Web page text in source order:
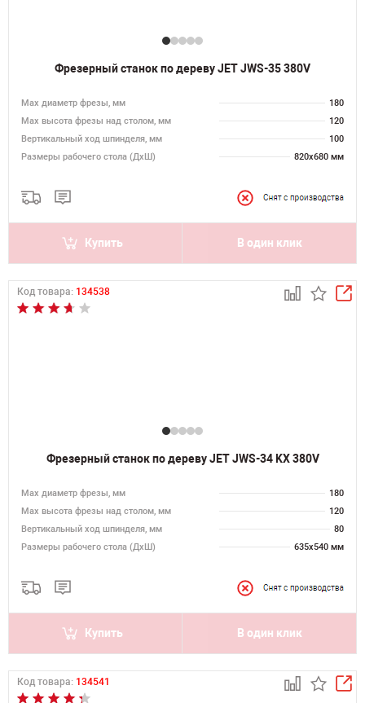
Фрезерный станок по дереву JET JWS-35 380V
Max диаметр фрезы, мм
180
Мах высота фрезы над столом, мм
120
Вертикальный ход шпинделя, мм
100
Размеры рабочего стола (ДхШ)
820х680 мм
Купить В один клик
Код товара: 134538
Фрезерный станок по дереву JET JWS-34 KX 380V
Max диаметр фрезы, мм
180
Мах высота фрезы над столом, мм
120
Вертикальный ход шпинделя, мм
80
Размеры рабочего стола (ДхШ)
635х540 мм
Купить В один клик
Код товара: 134541